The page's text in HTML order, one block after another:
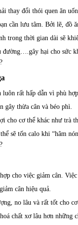
thay đổi thói quen ăn
cần lưu tâm. Bởi lẽ, đồ
trong thời gian dài sẽ
đường….gây hại cho sức
rất hấp dẫn vì phù
gây thừa cân và béo phì.
cho cơ thể khác như trà
sẽ tốn calo khi “hâm
cho việc giảm cân.
cân hiệu quả.
no lâu và rất tốt cho
chất xơ lâu hơn những